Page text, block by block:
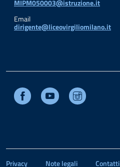
MIPM050003@istruzione.it
Email
dirigente@liceovirgiliomilano.it
Facebook Youtube
Privacy Note legali Contatti